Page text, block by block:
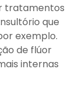
tratamentos
que
exemplo.
de flúor
internas